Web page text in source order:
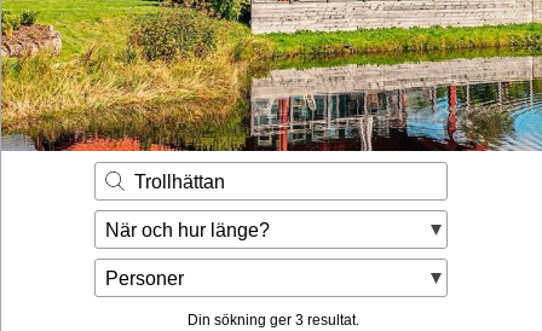
Kontakt
Husägare
Se hur mycket du kan tjäna
Räkna ut din
hyresintäkt
Trollhättan
När och hur länge?
Personer
Din sökning ger 3 resultat.